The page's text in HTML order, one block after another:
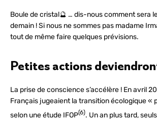
Boule de cristal🔮 … dis-nous comment sera
demain ! Si nous ne sommes pas madame
tout de même faire quelques prévisions.
Petites actions
La prise de conscience s’accélère ! En avril
Français jugeaient la transition écologique «
selon une étude IFOP(6). Un an plus tard,